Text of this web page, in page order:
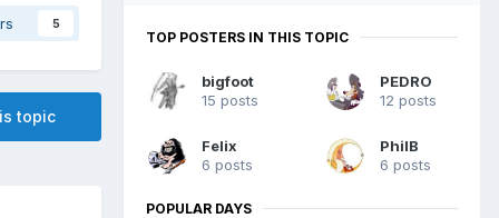
5
topic
TOP POSTERS IN THIS TOPIC
bigfoot
15 posts
PEDRO
12 posts
Felix
6 posts
PhilB
6 posts
POPULAR DAYS